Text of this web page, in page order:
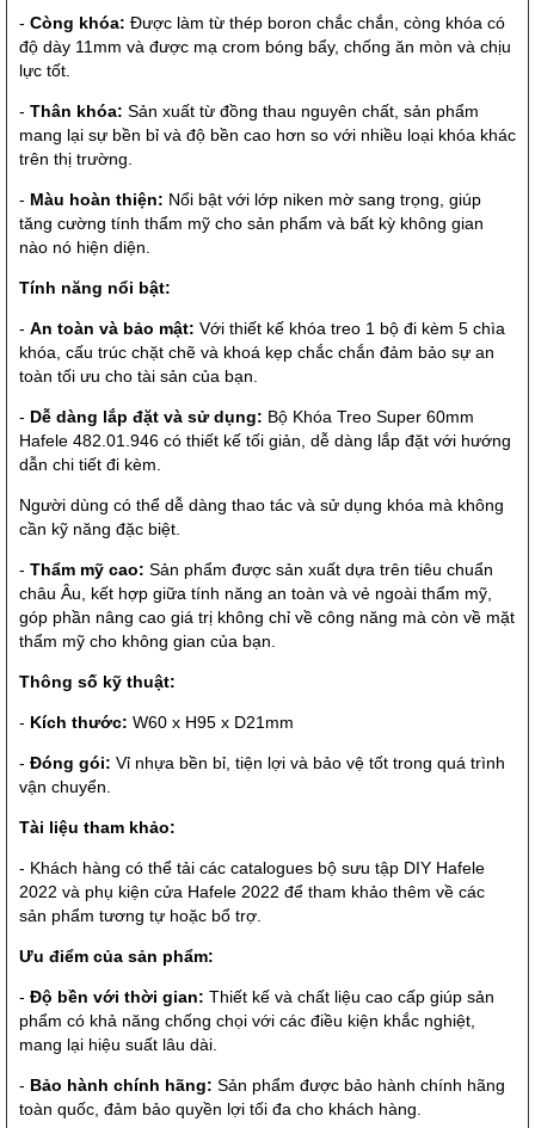
- Còng khóa: Được làm từ thép boron chắc chắn, còng khóa có
độ dày 11mm và được mạ crom bóng bẩy, chống ăn mòn và chịu
lực tốt.
- Thân khóa: Sản xuất từ đồng thau nguyên chất, sản phẩm
mang lại sự bền bỉ và độ bền cao hơn so với nhiều loại khóa khác
trên thị trường.
- Màu hoàn thiện: Nổi bật với lớp niken mờ sang trọng, giúp
tăng cường tính thẩm mỹ cho sản phẩm và bất kỳ không gian
nào nó hiện diện.
Tính năng nổi bật:
- An toàn và bảo mật: Với thiết kế khóa treo 1 bộ đi kèm 5 chìa
khóa, cấu trúc chặt chẽ và khoá kẹp chắc chắn đảm bảo sự an
toàn tối ưu cho tài sản của bạn.
- Dễ dàng lắp đặt và sử dụng: Bộ Khóa Treo Super 60mm
Hafele 482.01.946 có thiết kế tối giản, dễ dàng lắp đặt với hướng
dẫn chi tiết đi kèm.
Người dùng có thể dễ dàng thao tác và sử dụng khóa mà không
cần kỹ năng đặc biệt.
- Thẩm mỹ cao: Sản phẩm được sản xuất dựa trên tiêu chuẩn
châu Âu, kết hợp giữa tính năng an toàn và vẻ ngoài thẩm mỹ,
góp phần nâng cao giá trị không chỉ về công năng mà còn về mặt
thẩm mỹ cho không gian của bạn.
Thông số kỹ thuật:
- Kích thước: W60 x H95 x D21mm
- Đóng gói: Vỉ nhựa bền bỉ, tiện lợi và bảo vệ tốt trong quá trình
vận chuyển.
Tài liệu tham khảo:
- Khách hàng có thể tải các catalogues bộ sưu tập DIY Hafele
2022 và phụ kiện cửa Hafele 2022 để tham khảo thêm về các
sản phẩm tương tự hoặc bổ trợ.
Ưu điểm của sản phẩm:
- Độ bền với thời gian: Thiết kế và chất liệu cao cấp giúp sản
phẩm có khả năng chống chọi với các điều kiện khắc nghiệt,
mang lại hiệu suất lâu dài.
- Bảo hành chính hãng: Sản phẩm được bảo hành chính hãng
toàn quốc, đảm bảo quyền lợi tối đa cho khách hàng.